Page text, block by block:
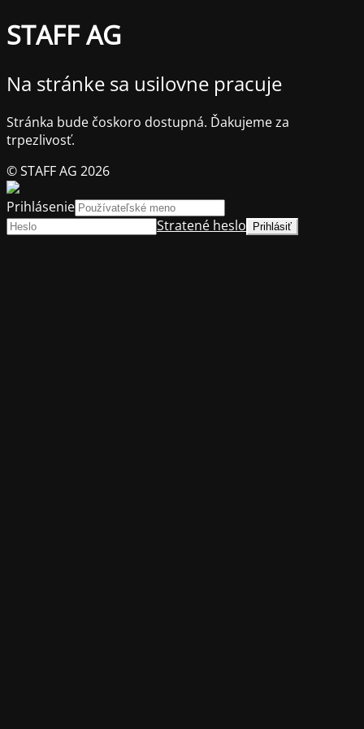
STAFF AG
Na stránke sa usilovne pracuje
Stránka bude čoskoro dostupná. Ďakujeme za
trpezlivosť.
© STAFF AG 2026
Prihlásenie
Stratené heslo